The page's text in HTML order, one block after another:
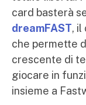
card basterà
dreamFAST, il
che permette
crescente di
giocare in
insieme a